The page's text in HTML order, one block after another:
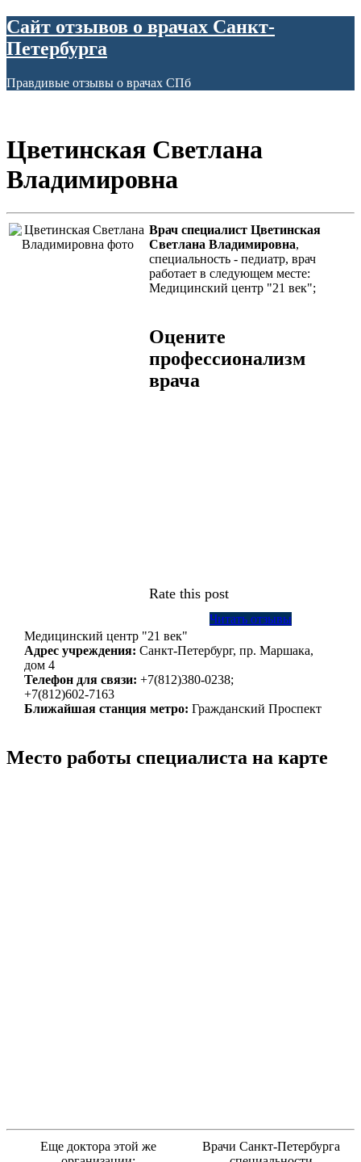
Сайт отзывов о врачах Санкт-
Петербурга
Правдивые отзывы о врачах СПб
Цветинская Светлана
Владимировна
Врач специалист Цветинская
Светлана Владимировна,
специальность - педиатр, врач
работает в следующем месте:
Медицинский центр "21 век";
Оцените
профессионализм
врача
Rate this post
Читать отзывы
Медицинский центр "21 век"
Адрес учреждения: Санкт-Петербург, пр. Маршака,
дом 4
Телефон для связи: +7(812)380-0238;
+7(812)602-7163
Ближайшая станция метро: Гражданский Проспект
Место работы специалиста на карте
Еще доктора этой же
Врачи Санкт-Петербурга